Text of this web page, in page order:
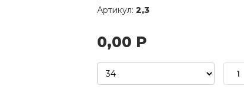
Артикул: 2,3
0,00 Р